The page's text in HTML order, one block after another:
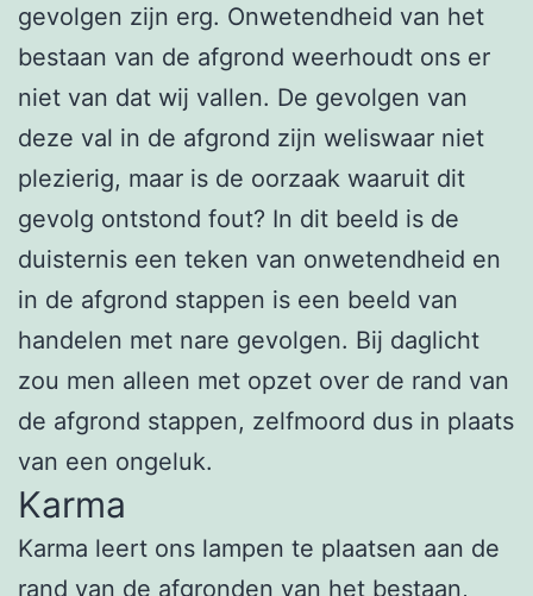
gevolgen zijn erg. Onwetendheid van het
bestaan van de afgrond weerhoudt ons er
niet van dat wij vallen. De gevolgen van
deze val in de afgrond zijn weliswaar niet
plezierig, maar is de oorzaak waaruit dit
gevolg ontstond fout? In dit beeld is de
duisternis een teken van onwetendheid en
in de afgrond stappen is een beeld van
handelen met nare gevolgen. Bij daglicht
zou men alleen met opzet over de rand van
de afgrond stappen, zelfmoord dus in plaats
van een ongeluk.
Karma
Karma leert ons lampen te plaatsen aan de
rand van de afgronden van het bestaan,